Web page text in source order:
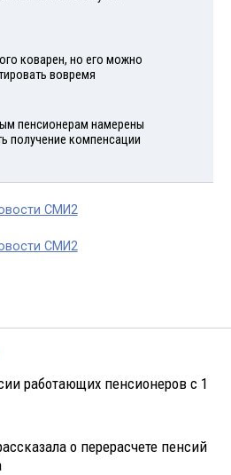
коварен, но его можно
вовремя
пенсионерам намерены
получение компенсации
СМИ2
СМИ2
работающих пенсионеров с 1
о перерасчете пенсий